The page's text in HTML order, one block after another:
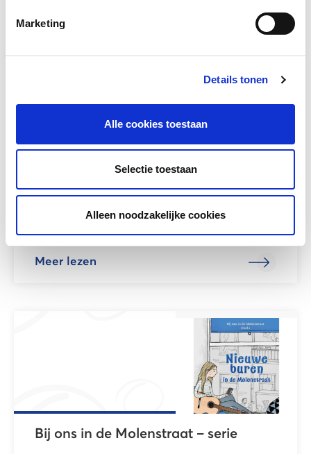
Marketing
Details tonen
Alle cookies toestaan
Selectie toestaan
Alleen noodzakelijke cookies
Gerelateerd lesmateriaal
Taal in Blokjes
Voor kinderen met lees- en
spellingproblemen.
Meer lezen
Bij ons in de Molenstraat – serie